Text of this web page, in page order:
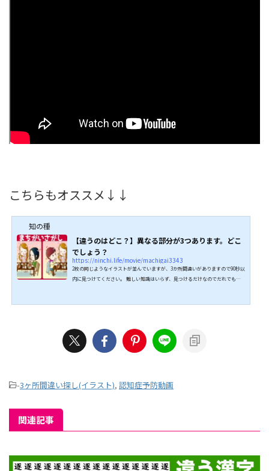
こちらもオススメ↓↓
知の種
【違うのはどこ？】異なる部分が3つあります。どこ
でしょう？
https://ninchi.life/movie/machigai3343
2枚の同じようなイラストが並んでいますが、3か所間違いがありますので90秒以
内に見つけてください。 難しい知識はいらず、見つけるだけなのでだれでも楽
-3ヶ所間違い探し(イラスト), 認知症予防動画
関連記事